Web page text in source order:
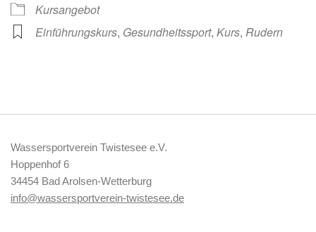
Kursangebot
Einführungskurs, Gesundheitssport, Kurs, Rudern
Wassersportverein Twistesee e.V.
Hoppenhof 6
34454 Bad Arolsen-Wetterburg
info@wassersportverein-twistesee.de